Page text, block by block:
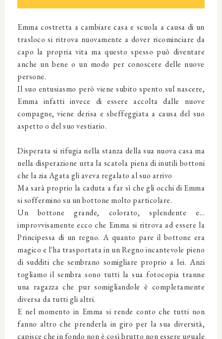
Emma costretta a cambiare casa e scuola a causa di un
trasloco si ritrova nuovamente a dover ricominciare da
capo la propria vita ma questo spesso può diventare
anche un bene o un modo per conoscere delle nuove
persone.
Il suo entusiasmo però viene subito spento sul nascere,
Emma infatti invece di essere accolta dalle nuove
compagne, viene derisa e sbeffeggiata a causa del suo
aspetto o del suo vestiario.
Disperata si rifugia nella stanza della sua nuova casa ma
nella disperazione urta la scatola piena di inutili bottoni
che la zia Agatagli aveva regalato al suo arrivo
Ma sarà proprio la caduta a far sì che gli occhi di Emma
si soffermino su un bottone molto particolare.
Un bottone grande, colorato, splendente e...
improvvisamente ecco che Emma si ritrova ad essere la
Principessa di un regno. A quanto pare il bottone era
magico e l'ha trasportata in un Regno incantevole pieno
di sudditi che sembrano somigliare proprio a lei. Anzi
togliamo il sembra sono tutti la sua fotocopia tranne
una ragazza che pur somigliandole è completamente
diversa da tutti gli altri.
E nel momento in Emma si rende conto che tutti non
fanno altro che prenderla in giro per la sua diversità,
capisce che in fondo non è così brutto non essere uguale